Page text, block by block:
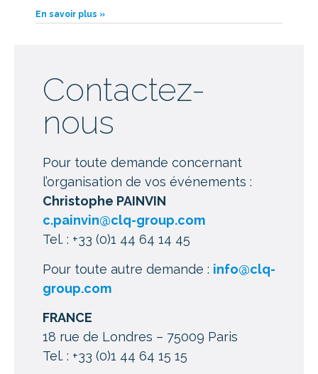
En savoir plus »
Contactez-
nous
Pour toute demande concernant
l’organisation de vos événements :
Christophe PAINVIN
c.painvin@clq-group.com
Tel. : +33 (0)1 44 64 14 45
Pour toute autre demande : info@clq-
group.com
FRANCE
18 rue de Londres – 75009 Paris
Tel. : +33 (0)1 44 64 15 15